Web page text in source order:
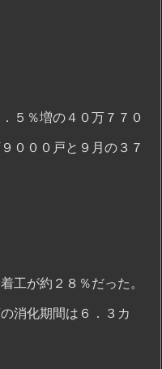
５％増の４０万７７０
０００戸と９月の３７
工が約２８％だった。
消化期間は６．３カ